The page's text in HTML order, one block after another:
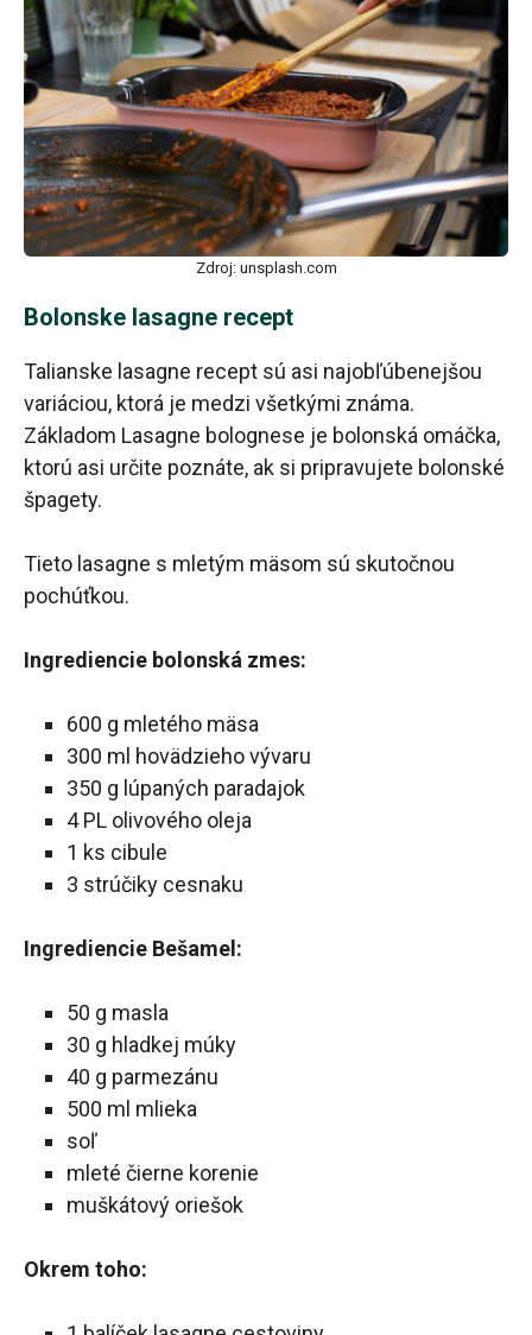
Zdroj: unsplash.com
Bolonske lasagne recept
Talianske lasagne recept sú asi najobľúbenejšou
variáciou, ktorá je medzi všetkými známa.
Základom Lasagne bolognese je bolonská omáčka,
ktorú asi určite poznáte, ak si pripravujete bolonské
špagety.
Tieto lasagne s mletým mäsom sú skutočnou
pochúťkou.
Ingrediencie bolonská zmes:
600 g mletého mäsa
300 ml hovädzieho vývaru
350 g lúpaných paradajok
4 PL olivového oleja
1 ks cibule
3 strúčiky cesnaku
Ingrediencie Bešamel:
50 g masla
30 g hladkej múky
40 g parmezánu
500 ml mlieka
soľ
mleté čierne korenie
muškátový oriešok
Okrem toho: